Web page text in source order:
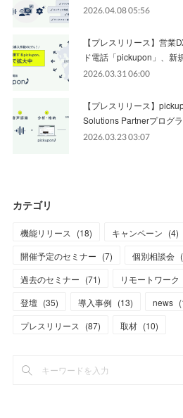
2026.04.08 05:56
【プレスリリース】営業
ド電話「pickupon」、
2026.03.31 06:00
【プレスリリース】
Solutions Partnerプログ
2026.03.23 03:07
カテゴリ
機能リリース (18) キャンペーン (4)
開催予定のセミナー (7) 個別相談会 (
過去のセミナー (71) リモートワーク
登壇 (35) 導入事例 (13) news (
プレスリリース
(87) 取材 (10)